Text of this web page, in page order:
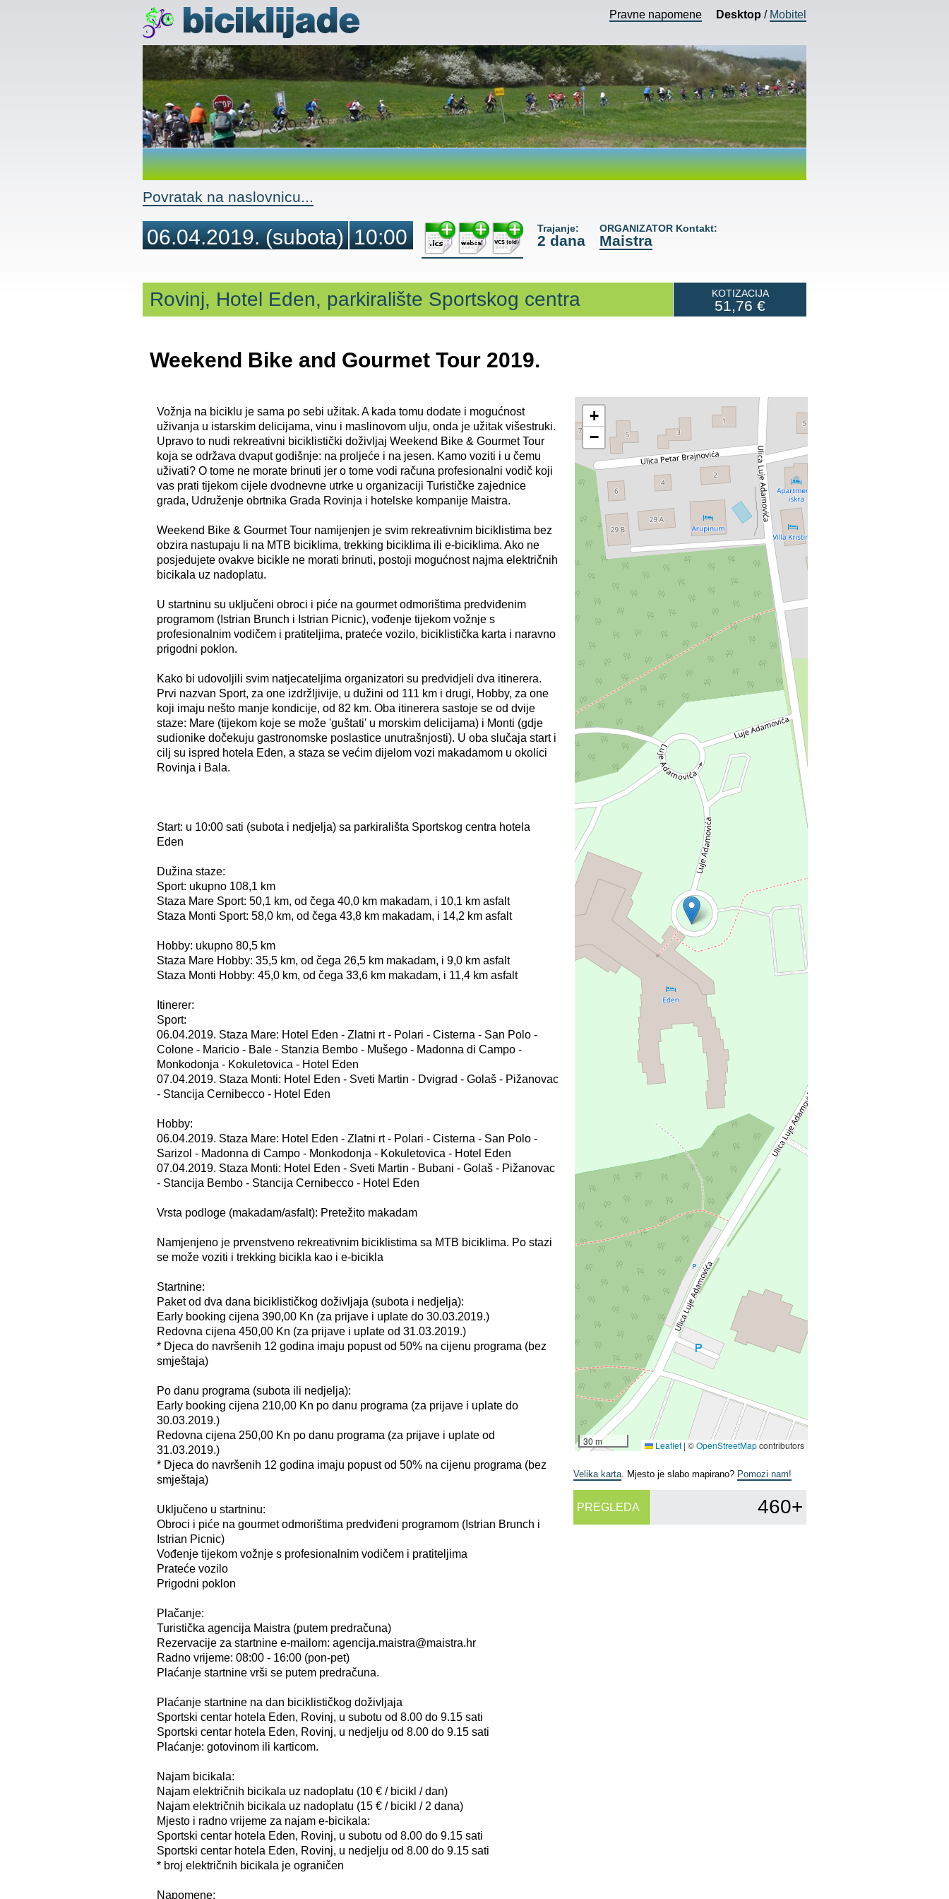
Pravne napomene Desktop / Mobitel
Povratak na naslovnicu...
06.04.2019.(subota) 10:00 Trajanje:
2 dana
ORGANIZATOR Kontakt:
Maistra
Rovinj, Hotel Eden, parkiralište Sportskog centra KOTIZACIJA
51,76 €
Weekend Bike and Gourmet Tour 2019.
Vožnja na biciklu je sama po sebi užitak. A kada tomu dodate i mogućnost
uživanja u istarskim delicijama, vinu i maslinovom ulju, onda je užitak višestruki.
Upravo to nudi rekreativni biciklistički doživljaj Weekend Bike & Gourmet Tour
koja se održava dvaput godišnje: na proljeće i na jesen. Kamo voziti i u čemu
uživati? O tome ne morate brinuti jer o tome vodi računa profesionalni vodič koji
vas prati tijekom cijele dvodnevne utrke u organizaciji Turističke zajednice
grada, Udruženje obrtnika Grada Rovinja i hotelske kompanije Maistra.
Weekend Bike & Gourmet Tour namijenjen je svim rekreativnim biciklistima bez
obzira nastupaju li na MTB biciklima, trekking biciklima ili e-biciklima. Ako ne
posjedujete ovakve bicikle ne morati brinuti, postoji mogućnost najma električnih
bicikala uz nadoplatu.
U startninu su uključeni obroci i piće na gourmet odmorištima predviđenim
programom (Istrian Brunch i Istrian Picnic), vođenje tijekom vožnje s
profesionalnim vodičem i pratiteljima, prateće vozilo, biciklistička karta i naravno
prigodni poklon.
Kako bi udovoljili svim natjecateljima organizatori su predvidjeli dva itinerera.
Prvi nazvan Sport, za one izdržljivije, u dužini od 111 km i drugi, Hobby, za one
koji imaju nešto manje kondicije, od 82 km. Oba itinerera sastoje se od dvije
staze: Mare (tijekom koje se može 'guštati' u morskim delicijama) i Monti (gdje
sudionike dočekuju gastronomske poslastice unutrašnjosti). U oba slučaja start i
cilj su ispred hotela Eden, a staza se većim dijelom vozi makadamom u okolici
Rovinja i Bala.
Start: u 10:00 sati (subota i nedjelja) sa parkirališta Sportskog centra hotela
Eden
Dužina staze:
Sport: ukupno 108,1 km
Staza Mare Sport: 50,1 km, od čega 40,0 km makadam, i 10,1 km asfalt
Staza Monti Sport: 58,0 km, od čega 43,8 km makadam, i 14,2 km asfalt
Hobby: ukupno 80,5 km
Staza Mare Hobby: 35,5 km, od čega 26,5 km makadam, i 9,0 km asfalt
Staza Monti Hobby: 45,0 km, od čega 33,6 km makadam, i 11,4 km asfalt
Itinerer:
Sport:
06.04.2019. Staza Mare: Hotel Eden - Zlatni rt - Polari - Cisterna - San Polo -
Colone - Maricio - Bale - Stanzia Bembo - Mušego - Madonna di Campo -
Monkodonja - Kokuletovica - Hotel Eden
07.04.2019. Staza Monti: Hotel Eden - Sveti Martin - Dvigrad - Golaš - Pižanovac
- Stancija Cernibecco - Hotel Eden
Hobby:
06.04.2019. Staza Mare: Hotel Eden - Zlatni rt - Polari - Cisterna - San Polo -
Sarizol - Madonna di Campo - Monkodonja - Kokuletovica - Hotel Eden
07.04.2019. Staza Monti: Hotel Eden - Sveti Martin - Bubani - Golaš - Pižanovac
- Stancija Bembo - Stancija Cernibecco - Hotel Eden
Vrsta podloge (makadam/asfalt): Pretežito makadam
Namjenjeno je prvenstveno rekreativnim biciklistima sa MTB biciklima. Po stazi
se može voziti i trekking bicikla kao i e-bicikla
Startnine:
Paket od dva dana biciklističkog doživljaja (subota i nedjelja):
Early booking cijena 390,00 Kn (za prijave i uplate do 30.03.2019.)
Redovna cijena 450,00 Kn (za prijave i uplate od 31.03.2019.)
* Djeca do navršenih 12 godina imaju popust od 50% na cijenu programa (bez
smještaja)
Po danu programa (subota ili nedjelja):
Early booking cijena 210,00 Kn po danu programa (za prijave i uplate do
30.03.2019.)
Redovna cijena 250,00 Kn po danu programa (za prijave i uplate od
31.03.2019.)
* Djeca do navršenih 12 godina imaju popust od 50% na cijenu programa (bez
smještaja)
Uključeno u startninu:
Obroci i piće na gourmet odmorištima predviđeni programom (Istrian Brunch i
Istrian Picnic)
Vođenje tijekom vožnje s profesionalnim vodičem i pratiteljima
Prateće vozilo
Prigodni poklon
Plačanje:
Turistička agencija Maistra (putem predračuna)
Rezervacije za startnine e-mailom: agencija.maistra@maistra.hr
Radno vrijeme: 08:00 - 16:00 (pon-pet)
Plaćanje startnine vrši se putem predračuna.
Plaćanje startnine na dan biciklističkog doživljaja
Sportski centar hotela Eden, Rovinj, u subotu od 8.00 do 9.15 sati
Sportski centar hotela Eden, Rovinj, u nedjelju od 8.00 do 9.15 sati
Plaćanje: gotovinom ili karticom.
Najam bicikala:
Najam električnih bicikala uz nadoplatu (10 € / bicikl / dan)
Najam električnih bicikala uz nadoplatu (15 € / bicikl / 2 dana)
Mjesto i radno vrijeme za najam e-bicikala:
Sportski centar hotela Eden, Rovinj, u subotu od 8.00 do 9.15 sati
Sportski centar hotela Eden, Rovinj, u nedjelju od 8.00 do 9.15 sati
* broj električnih bicikala je ograničen
Napomene:
+
−
30 m Leaflet | ©OpenStreetMapcontributors
Velika karta. Mjesto je slabo mapirano? Pomozi nam!
PREGLEDA 460+